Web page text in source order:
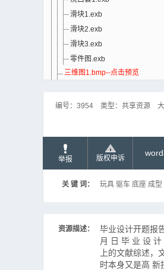
滑块1.exb
滑块2.exb
滑块3.exb
零件图.exb
三维图1.bmp--点击预览
摘要.doc--点击预览
零件图.bmp--点击预览
说明.htm
编号： 3954 类型： 共享资源
举报 版权申诉
关 键 词： 玩具 驱车 底座 成
资源描述：
毕业设计开题报
月 日 毕 业 设
上的文献综述
时本身又是高